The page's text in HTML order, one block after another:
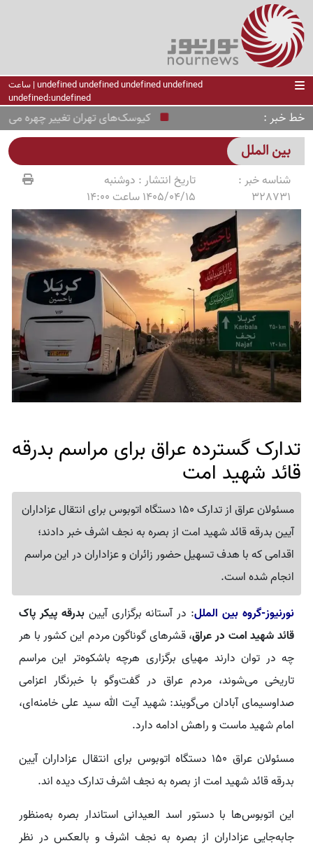
undefined undefined undefined undefined | ساعت
undefined:undefined
خط خبر کیوسک‌های تهران تغییر چهره
بین الملل
شناسه خبر :
328731
تاریخ انتشار : دوشنبه
1405/04/15 ساعت 14:00
تدارک گسترده عراق برای مراسم بدرقه
قائد شهید امت
مسئولان عراق از تدارک 150 دستگاه اتوبوس برای انتقال عزاداران
آیین بدرقه قائد شهید امت از بصره به نجف اشرف خبر دادند؛
اقدامی که با هدف تسهیل حضور زائران و عزاداران در این مراسم
انجام شده است.
نورنیوز-گروه بین الملل: در آستانه برگزاری آیین بدرقه پیکر پاک
قائد شهید امت در عراق، قشر‌های گوناگون مردم این کشور با هر
چه در توان دارند مهیای برگزاری هرچه باشکوه‌تر این مراسم
تاریخی می‌شوند، مردم عراق در گفت‌و‌گو با خبرنگار اعزامی
صداوسیمای آبادان می‌گویند: شهید آیت الله سید علی خامنه‌ای،
امام شهید ماست و راهش ادامه دارد.
مسئولان عراق ۱۵۰ دستگاه اتوبوس برای انتقال عزاداران آیین
بدرقه قائد شهید امت از بصره به نجف اشرف تدارک دیده اند.
این اتوبوس‌ها با دستور اسد العیدانی استاندار بصره به‌منظور
جابه‌جایی عزاداران از بصره به نجف اشرف و بالعکس در نظر